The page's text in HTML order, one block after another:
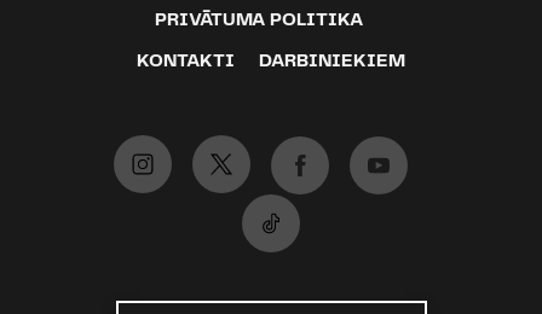
PRIVĀTUMA POLITIKA
KONTAKTI DARBINIEKIEM